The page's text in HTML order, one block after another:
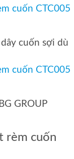
dây cuốn sợi dù
GROUP
rèm cuốn